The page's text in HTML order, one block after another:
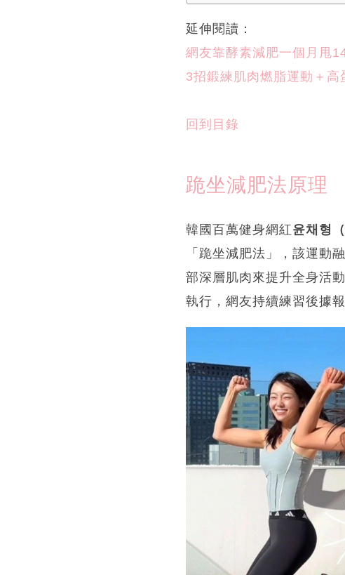
延伸閱讀：
網友靠酵素減肥一個月甩
3招鍛練肌肉燃脂運動＋高
回到目錄
跪坐減肥法原理
韓國百萬健身網紅윤채형
「跪坐減肥法」，該運動
部深層肌肉來提升全身活
執行，網友持續練習後據